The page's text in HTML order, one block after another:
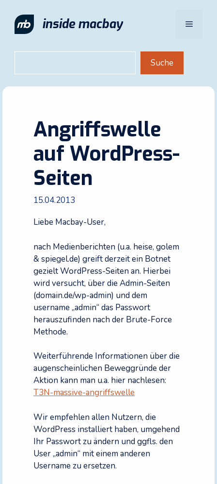
Inhalt
springen
inside macbay Menü
Suche
Angriffswelle
auf WordPress-
Seiten
15.04.2013
Liebe Macbay-User,
nach Medienberichten (u.a. heise, golem
& spiegel.de) greift derzeit ein Botnet
gezielt WordPress-Seiten an. Hierbei
wird versucht, über die Admin-Seiten
(domain.de/wp-admin) und dem
username „admin“ das Passwort
herauszufinden nach der Brute-Force
Methode.
Weiterführende Informationen über die
augenscheinlichen Beweggründe der
Aktion kann man u.a. hier nachlesen:
T3N-massive-angriffswelle
Wir empfehlen allen Nutzern, die
WordPress installiert haben, umgehend
Ihr Passwort zu ändern und ggfls. den
User „admin“ mit einem anderen
Username zu ersetzen.